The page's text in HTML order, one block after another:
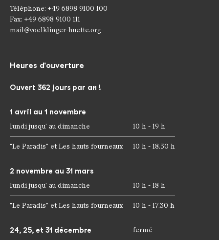
Téléphone: +49 6898 9100 100
Fax: +49 6898 9100 111
mail@voelklinger-huette.org
Heures d'ouverture
Ouvert 362 jours par an !
1 avril au 1 novembre
lundi jusqu' au dimanche 10 h - 19 h
"Le Paradis" et Les hauts fourneaux 10 h - 18.30 h
2 novembre au 31 mars
lundi jusqu' au dimanche 10 h - 18 h
"Le Paradis" et Les hauts fourneaux 10 h - 17.30 h
24, 25, et 31 décembre fermé